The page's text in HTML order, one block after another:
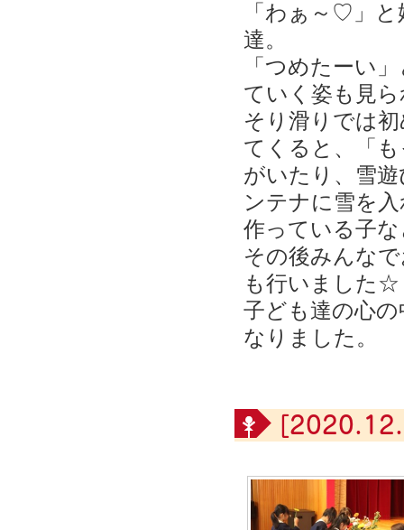
「わぁ～♡」
達。
「つめたーい
ていく姿も見
そり滑りでは
てくると、「
がいたり、雪
ンテナに雪を
作っている子
その後みんな
も行いました☆
子ども達の心
なりました。